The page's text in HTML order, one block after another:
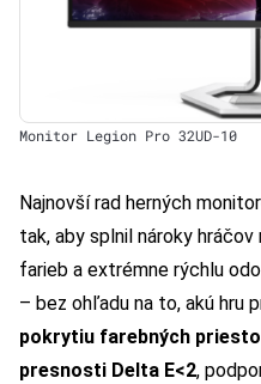
Monitor Legion Pro 32UD-10
Najnovší rad herných
tak, aby splnil nároky
farieb a extrémne rýchlu
– bez ohľadu na to, akú hru
pokrytiu farebných
presnosti Delta E<2,